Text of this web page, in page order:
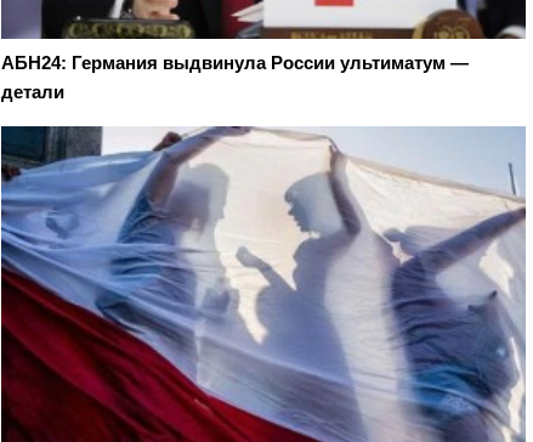
АБН24: Германия выдвинула России ультиматум —
детали